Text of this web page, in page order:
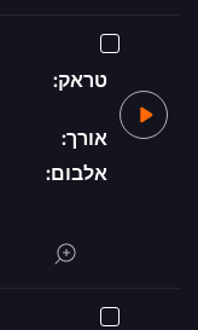
טראק:
אורך:
אלבום: